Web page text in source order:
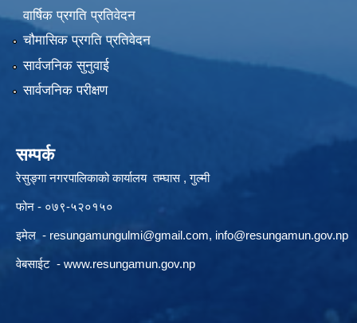
वार्षिक प्रगति प्रतिवेदन
चौमासिक प्रगति प्रतिवेदन
सार्वजनिक सुनुवाई
सार्वजनिक परीक्षण
सम्पर्क
रेसुङ्गा नगरपालिकाको कार्यालय तम्घास , गुल्मी
फोन - ०७९-५२०१५०
इमेल - resungamungulmi@gmail.com, info@resungamun.gov.np
वेबसाईट - www.resungamun.gov.np